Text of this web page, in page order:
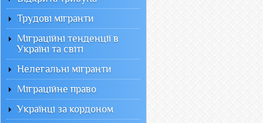
Трудові мігранти
Міграційні тенденції в
Україні та світі
Нелегальні мігранти
Міграційне право
Українці за кордоном